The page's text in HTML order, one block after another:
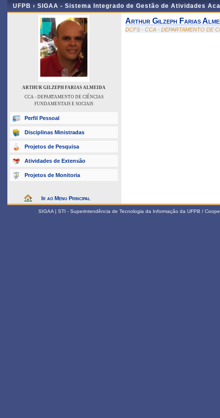
UFPB › SIGAA - Sistema Integrado de Gestão de Atividades
ARTHUR GILZEPH FARIAS ALMEIDA
CCA - DEPARTAMENTO DE CIÊNCIAS
FUNDAMENTAIS E SOCIAIS
Perfil Pessoal
Disciplinas Ministradas
Projetos de Pesquisa
Atividades de Extensão
Projetos de Monitoria
Ir ao Menu Principal
Arthur Gilzeph Farias
DCFS - CCA - DEPARTAMENTO DE
SIGAA | STI - Superintendência de Tecnologia da Informação da UFPB /